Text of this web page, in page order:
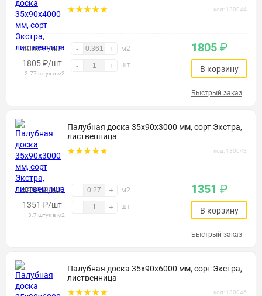
код: 130044
5000 ₽/м2 - + м2
1805₽/шт
2.77 штук в м2
- + шт
1805 ₽
В корзину
Быстрый заказ
Палубная доска 35х90х3000 мм, сорт Экстра,
лиственница
код: 130043
4999 ₽/м2 - + м2
1351 ₽/шт
3.7 штук в м2
- + шт
1351 ₽
В корзину
Быстрый заказ
Палубная доска 35х90х6000 мм, сорт Экстра,
лиственница
код: 130046